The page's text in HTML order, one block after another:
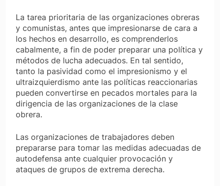
La tarea prioritaria de las organizaciones obreras
y comunistas, antes que impresionarse de cara a
los hechos en desarrollo, es comprenderlos
cabalmente, a fin de poder preparar una política y
métodos de lucha adecuados. En tal sentido,
tanto la pasividad como el impresionismo y el
ultraizquierdismo ante las políticas reaccionarias
pueden convertirse en pecados mortales para la
dirigencia de las organizaciones de la clase
obrera.
Las organizaciones de trabajadores deben
prepararse para tomar las medidas adecuadas de
autodefensa ante cualquier provocación y
ataques de grupos de extrema derecha.